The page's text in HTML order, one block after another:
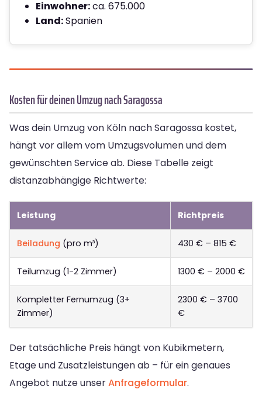
Einwohner:ca. 675.000
Land:Spanien
Kosten für deinen Umzug nach Saragossa
Was dein Umzug von Köln nach Saragossa kostet,
hängt vor allem vom Umzugsvolumen und dem
gewünschten Service ab. Diese Tabelle zeigt
distanzabhängige Richtwerte:
Leistung Richtpreis
Beiladung (pro m³) 430 € – 815 €
Teilumzug (1-2 Zimmer) 1300 € – 2000 €
Kompletter Fernumzug (3+
Zimmer)
2300 € – 3700
€
Der tatsächliche Preis hängt von Kubikmetern,
Etage und Zusatzleistungen ab – für ein genaues
Angebot nutze unserAnfrageformular.